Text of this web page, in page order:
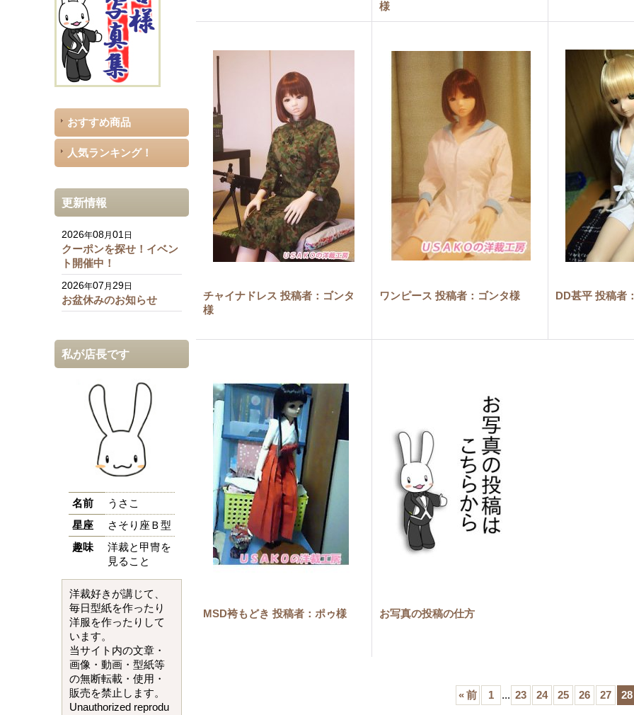
おすすめ商品
人気ランキング！
更新情報
2026年08月01 日
クーポンを探せ！イベン
ト開催中！
2026年07 月 29日
お盆休みのお知らせ
私が店長です
名前
うさこ
星座
さそり座Ｂ型
趣味
洋裁と甲冑を
見ること
洋裁好きが講じて、
毎日型紙を作ったり
洋服を作ったりして
います。
当サイト内の文章・
画像・動画・型紙等
の無断転載・使用・
販売を禁止します。
Unauthorized reprodu
様
チャイナドレス 投稿者：ゴンタ
様
ワンピース 投稿者：ゴンタ様 DD甚平 投稿者
MSD袴もどき 投稿者：ポゥ様 お写真の投稿の仕方
«前 1 ... 23 24 25 26 27 28